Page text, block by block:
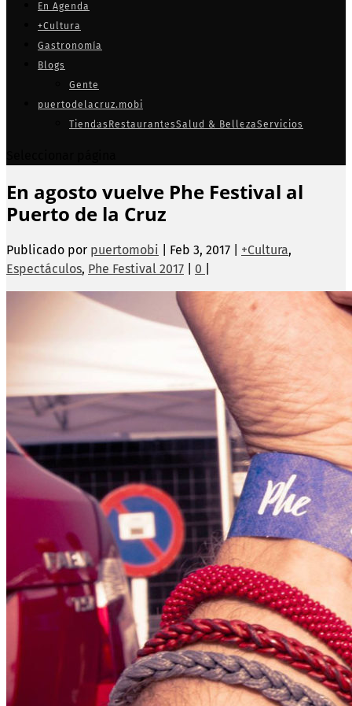
En Agenda
+Cultura
Gastronomía
Blogs
Gente
puertodelacruz.mobi
Tiendas RestaurantesSalud & BellezaServicios
En agosto vuelve Phe Festival al
Puerto de la Cruz
Publicado por puertomobi Feb 3, 2017 +Cultura,
Espectáculos, Phe Festival 2017 0